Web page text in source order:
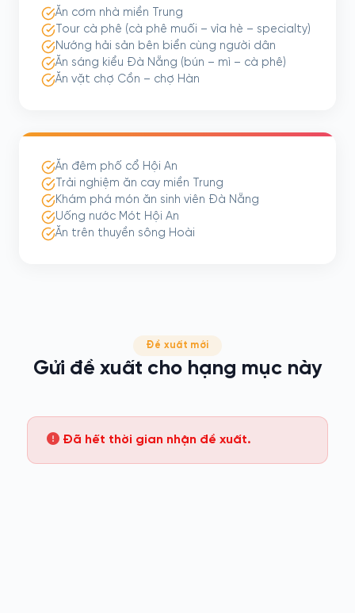
Ăn cơm nhà miền Trung
Tour cà phê (cà phê muối – vỉa hè – specialty)
Nướng hải sản bên biển cùng người dân
Ăn sáng kiểu Đà Nẵng (bún – mì – cà phê)
Ăn vặt chợ Cồn – chợ Hàn
Ăn đêm phố cổ Hội An
Trải nghiệm ăn cay miền Trung
Khám phá món ăn sinh viên Đà Nẵng
Uống nước Mót Hội An
Ăn trên thuyền sông Hoài
Đề xuất mới
Gửi đề xuất cho hạng mục này